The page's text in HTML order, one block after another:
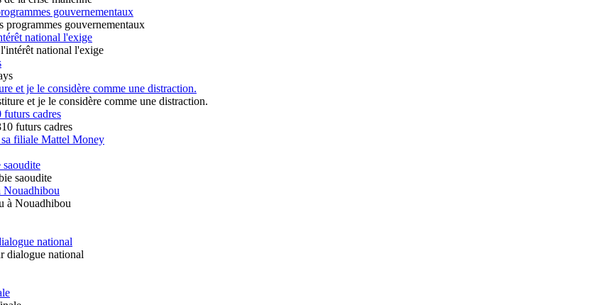
gouvernementaux
national l'exige
et je le considère comme une distraction.
cadres
filiale Mattel Money
saoudite
Nouadhibou
national